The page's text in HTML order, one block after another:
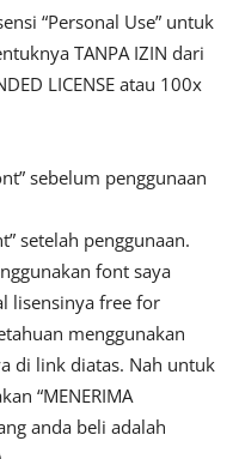
“Personal Use” untuk
TANPA IZIN dari
LICENSE atau 100x
sebelum penggunaan
setelah penggunaan.
font saya
lisensinya free for
menggunakan
di link diatas. Nah untuk
“MENERIMA
anda beli adalah